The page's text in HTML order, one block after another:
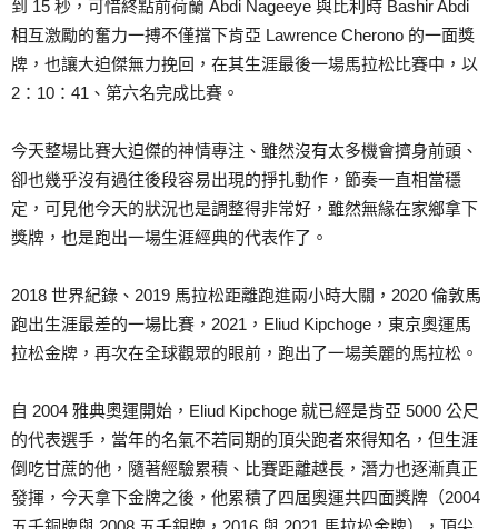
到 15 秒，可惜終點前荷蘭 Abdi Nageeye 與比利時 Bashir Abdi
相互激勵的奮力一搏不僅擋下肯亞 Lawrence Cherono 的一面獎
牌，也讓大迫傑無力挽回，在其生涯最後一場馬拉松比賽中，以
2：10：41、第六名完成比賽。
今天整場比賽大迫傑的神情專注、雖然沒有太多機會擠身前頭、
卻也幾乎沒有過往後段容易出現的掙扎動作，節奏一直相當穩
定，可見他今天的狀況也是調整得非常好，雖然無緣在家鄉拿下
獎牌，也是跑出一場生涯經典的代表作了。
2018 世界紀錄、2019 馬拉松距離跑進兩小時大關，2020 倫敦馬
跑出生涯最差的一場比賽，2021，Eliud Kipchoge，東京奧運馬
拉松金牌，再次在全球觀眾的眼前，跑出了一場美麗的馬拉松。
自 2004 雅典奧運開始，Eliud Kipchoge 就已經是肯亞 5000 公尺
的代表選手，當年的名氣不若同期的頂尖跑者來得知名，但生涯
倒吃甘蔗的他，隨著經驗累積、比賽距離越長，潛力也逐漸真正
發揮，今天拿下金牌之後，他累積了四屆奧運共四面獎牌（2004